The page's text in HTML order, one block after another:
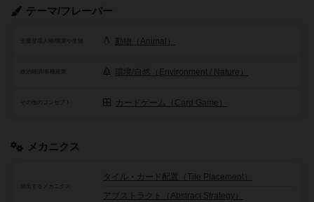
テーマ/フレーバー
動物（Animal）
政治経済/各種産業 環境/自然（Environment / Nature）
その他のコンセプト カードゲーム（Card Game）
メカニクス
頻出するメカニクス
タイル・カード配置（Tile Placement）
アブストラクト（Abstract Strategy）